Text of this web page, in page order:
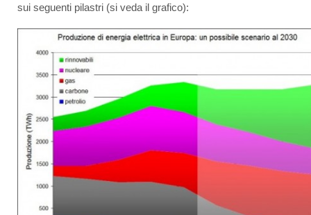
sui seguenti pilastri (si veda il grafico):